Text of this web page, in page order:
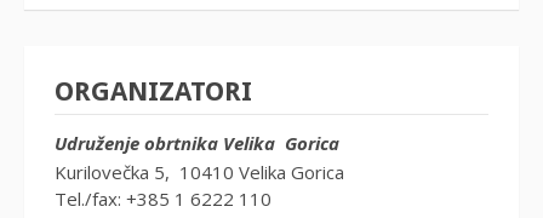
ORGANIZATORI
Udruženje obrtnika Velika Gorica
Kurilovečka 5, 10410 Velika Gorica
Tel./fax: +385 1 6222 110